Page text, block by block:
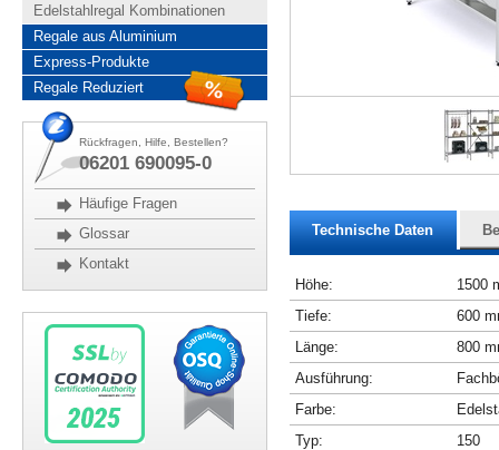
Edelstahlregal Kombinationen
Regale aus Aluminium
Express-Produkte
Regale Reduziert
Rückfragen, Hilfe, Bestellen?
06201 690095-0
Häufige Fragen
Glossar
Kontakt
Technische Daten
Höhe:
1500
Tiefe:
600
Länge:
800
Ausführung:
Farbe:
Typ:
150